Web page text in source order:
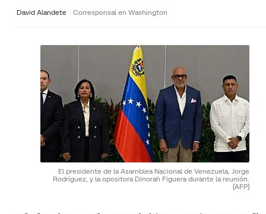
David Alandete Corresponsal en Washington
El presidente de la Asamblea Nacional de Venezuela, Jorge
Rodríguez, y la opositora Dinorah Figuera durante la reunión.
(AFP)